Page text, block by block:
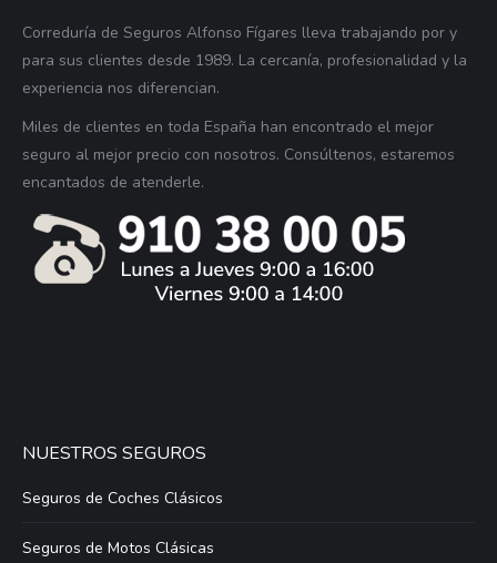
Correduría de Seguros Alfonso Fígares lleva trabajando por y
para sus clientes desde 1989. La cercanía, profesionalidad y la
experiencia nos diferencian.
Miles de clientes en toda España han encontrado el mejor
seguro al mejor precio con nosotros. Consúltenos, estaremos
encantados de atenderle.
NUESTROS SEGUROS
Seguros de Coches Clásicos
Seguros de Motos Clásicas